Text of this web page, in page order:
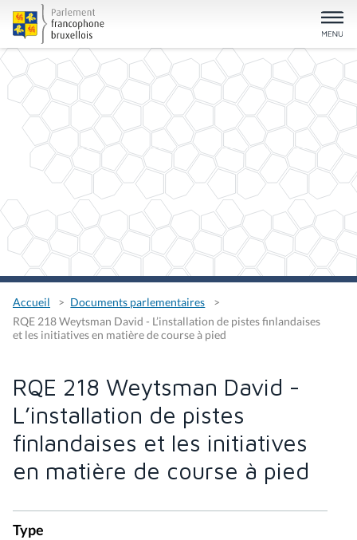
Accueil
Documents parlementaires
RQE 218 Weytsman David - L’installation de pistes finlandaises
et les initiatives en matière de course à pied
RQE 218 Weytsman David -
L’installation de pistes
finlandaises et les initiatives
en matière de course à pied
Type